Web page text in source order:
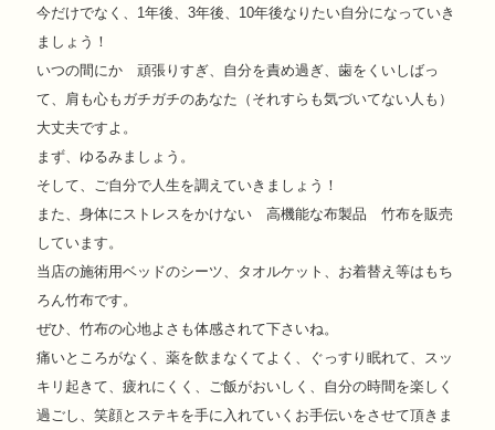
今だけでなく、1年後、3年後、10年後なりたい自分になっていき
ましょう！
いつの間にか 頑張りすぎ、自分を責め過ぎ、歯をくいしばっ
て、肩も心もガチガチのあなた（それすらも気づいてない人も）
大丈夫ですよ。
まず、ゆるみましょう。
そして、ご自分で人生を調えていきましょう！
また、身体にストレスをかけない 高機能な布製品 竹布を販売
しています。
当店の施術用ベッドのシーツ、タオルケット、お着替え等はもち
ろん竹布です。
ぜひ、竹布の心地よさも体感されて下さいね。
痛いところがなく、薬を飲まなくてよく、ぐっすり眠れて、スッ
キリ起きて、疲れにくく、ご飯がおいしく、自分の時間を楽しく
過ごし、笑顔とステキを手に入れていくお手伝いをさせて頂きま